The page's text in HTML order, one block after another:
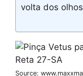
volta dos
Source: